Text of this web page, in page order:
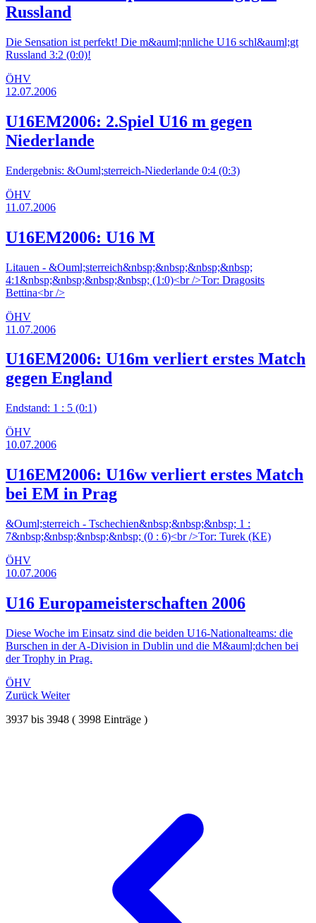
Russland
Die Sensation ist perfekt! Die m&auml;nnliche U16 schl&auml;gt
Russland 3:2 (0:0)!
ÖHV
12.07.2006
U16EM2006: 2.Spiel U16 m gegen
Niederlande
Endergebnis: &Ouml;sterreich-Niederlande 0:4 (0:3)
ÖHV
11.07.2006
U16EM2006: U16 M
Litauen - &Ouml;sterreich&nbsp;&nbsp;&nbsp;&nbsp;
4:1&nbsp;&nbsp;&nbsp;&nbsp; (1:0)<br />Tor: Dragosits
Bettina<br />
ÖHV
11.07.2006
U16EM2006: U16m verliert erstes Match
gegen England
Endstand: 1 : 5 (0:1)
ÖHV
10.07.2006
U16EM2006: U16w verliert erstes Match
bei EM in Prag
&Ouml;sterreich - Tschechien&nbsp;&nbsp;&nbsp; 1 :
7&nbsp;&nbsp;&nbsp;&nbsp; (0 : 6)<br />Tor: Turek (KE)
ÖHV
10.07.2006
U16 Europameisterschaften 2006
Diese Woche im Einsatz sind die beiden U16-Nationalteams: die
Burschen in der A-Division in Dublin und die M&auml;dchen bei
der Trophy in Prag.
ÖHV
Zurück Weiter
3937 bis 3948 ( 3998 Einträge )